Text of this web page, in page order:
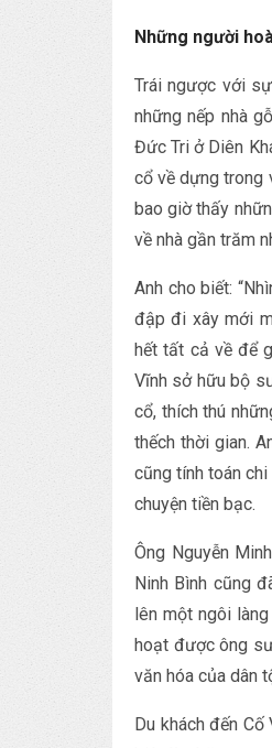
Những người
Trái ngược với
những nếp nhà
Đức Tri ở Diên
cổ về dựng trong
bao giờ thấy
về nhà gần trăm
Anh cho biết:
đập đi xây mới
hết tất cả về để
Vĩnh sở hữu bộ
cổ, thích thú
thếch thời gian.
cũng tính toán
chuyện tiền bạc.
Ông Nguyễn
Ninh Bình cũng
lên một ngôi
hoạt được ông
văn hóa của dân
Du khách đến